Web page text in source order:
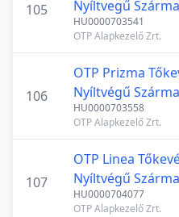
105
Nyíltvegű
HU0000703541
OTP Alapkezelő Zrt.
106
OTP Prizma
Nyíltvégű
HU0000703558
OTP Alapkezelő Zrt.
107
OTP Linea
Nyíltvégű
HU0000704077
OTP Alapkezelő Zrt.